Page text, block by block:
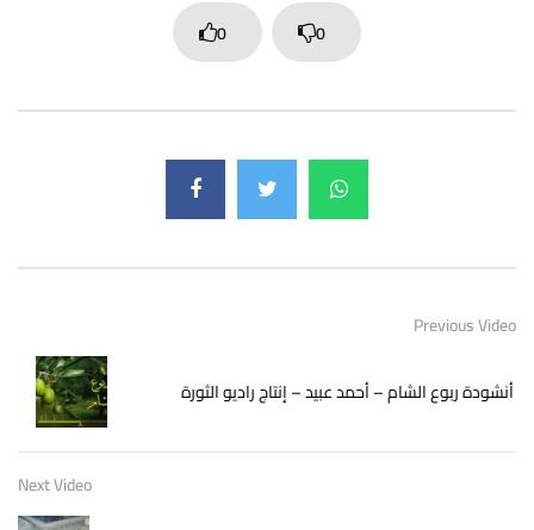
0 0
Previous Video
أنشودة ربوع الشام – أحمد عبيد – إنتاج راديو الثورة
Next Video